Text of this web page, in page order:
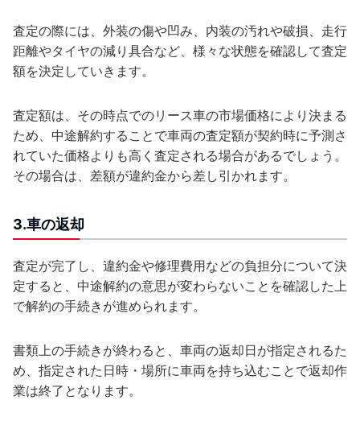
査定の際には、外装の傷や凹み、内装の汚れや破損、走行
距離やタイヤの減り具合など、様々な状態を確認して査定
額を決定していきます。
査定額は、その時点でのリース車の市場価格により決まる
ため、中途解約することで車両の査定額が契約時に予測さ
れていた価格よりも高く査定される場合があるでしょう。
その場合は、差額が違約金から差し引かれます。
3.車の返却
査定が完了し、違約金や修理費用などの負担分について決
定すると、中途解約の意思が変わらないことを確認した上
で解約の手続きが進められます。
書類上の手続きが終わると、車両の返却日が指定されるた
め、指定された日時・場所に車両を持ち込むことで返却作
業は終了となります。